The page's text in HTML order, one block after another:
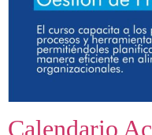
Calendario